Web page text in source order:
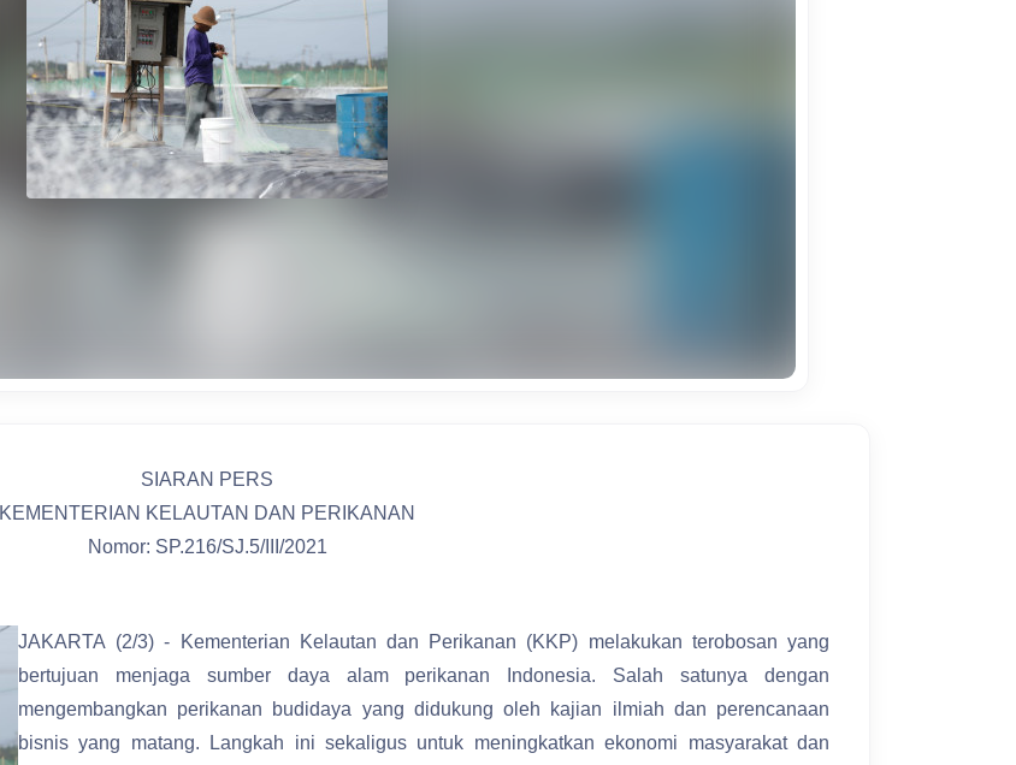
SIARAN PERS
KEMENTERIAN KELAUTAN DAN PERIKANAN
Nomor: SP.216/SJ.5/III/2021
JAKARTA (2/3) - Kementerian Kelautan dan Perikanan (KKP) melakukan terobosan yang
bertujuan menjaga sumber daya alam perikanan Indonesia. Salah satunya dengan
mengembangkan perikanan budidaya yang didukung oleh kajian ilmiah dan perencanaan
bisnis yang matang. Langkah ini sekaligus untuk meningkatkan ekonomi masyarakat dan